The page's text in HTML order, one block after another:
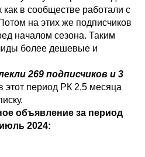
как в сообществе работали с
на этих же подписчиков
началом сезона. Таким
более дешевые и
269 подписчиков и 3
этот период РК 2,5 месяца
объявление за период
2024: